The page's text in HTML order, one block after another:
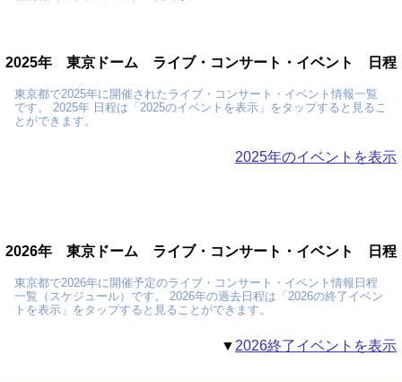
2025年 東京ドーム ライブ・コンサート・イベント 日程
東京都で2025年に開催されたライブ・コンサート・イベント情報一覧
です。 2025年 日程は「2025のイベントを表示」をタップすると見るこ
とができます。
2025年のイベントを表示
2026年 東京ドーム ライブ・コンサート・イベント 日程
東京都で2026年に開催予定のライブ・コンサート・イベント情報日程
一覧（スケジュール）です。 2026年の過去日程は「2026の終了イベン
トを表示」をタップすると見ることができます。
▼ 2026終了イベントを表示